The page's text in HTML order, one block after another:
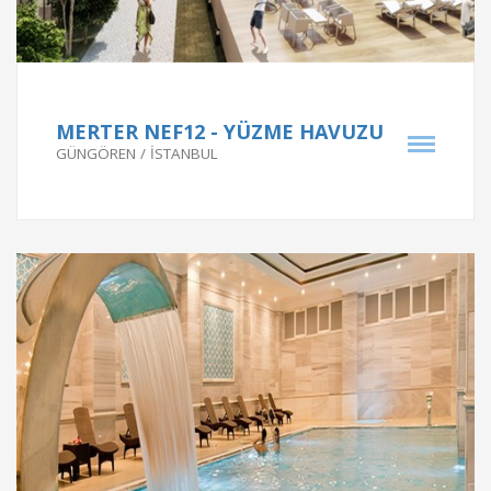
MERTER NEF12 - YÜZME HAVUZU
GÜNGÖREN / İSTANBUL
THE NESS THERMAL & SPA HOTEL
2013